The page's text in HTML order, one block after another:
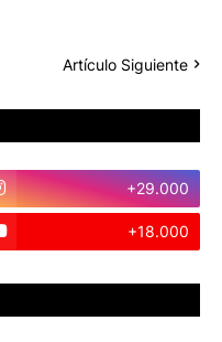
Artículo Siguiente
+29.000
+18.000